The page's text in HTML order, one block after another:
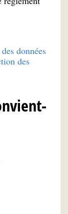
données
des